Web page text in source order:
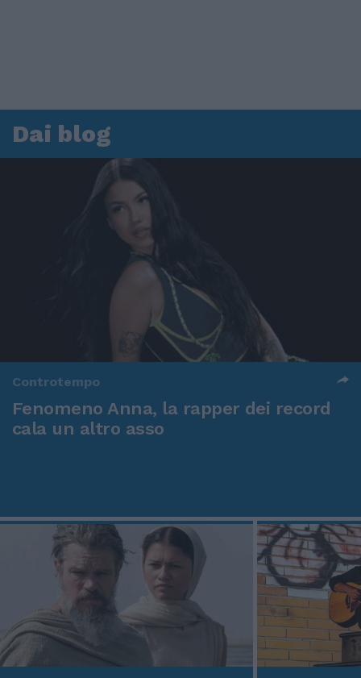
Dai blog
Controtempo
Fenomeno Anna, la rapper dei record
cala un altro asso